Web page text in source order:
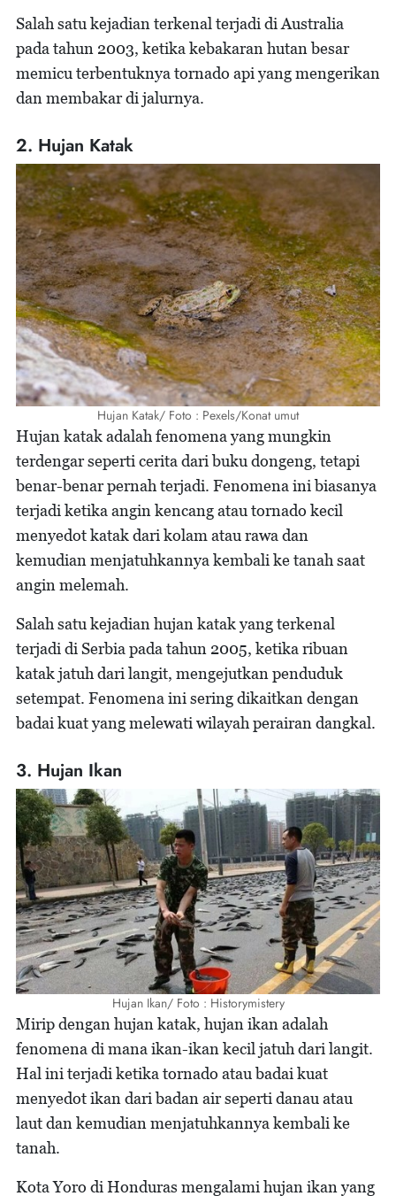
Salah satu kejadian terkenal terjadi di Australia
pada tahun 2003, ketika kebakaran hutan besar
memicu terbentuknya tornado api yang mengerikan
dan membakar di jalurnya.
2. Hujan Katak
Hujan Katak/ Foto : Pexels/Konat umut
Hujan katak adalah fenomena yang mungkin
terdengar seperti cerita dari buku dongeng, tetapi
benar-benar pernah terjadi. Fenomena ini biasanya
terjadi ketika angin kencang atau tornado kecil
menyedot katak dari kolam atau rawa dan
kemudian menjatuhkannya kembali ke tanah saat
angin melemah.
Salah satu kejadian hujan katak yang terkenal
terjadi di Serbia pada tahun 2005, ketika ribuan
katak jatuh dari langit, mengejutkan penduduk
setempat. Fenomena ini sering dikaitkan dengan
badai kuat yang melewati wilayah perairan dangkal.
3. Hujan Ikan
Hujan Ikan/ Foto : Historymistery
Mirip dengan hujan katak, hujan ikan adalah
fenomena di mana ikan-ikan kecil jatuh dari langit.
Hal ini terjadi ketika tornado atau badai kuat
menyedot ikan dari badan air seperti danau atau
laut dan kemudian menjatuhkannya kembali ke
tanah.
Kota Yoro di Honduras mengalami hujan ikan yang